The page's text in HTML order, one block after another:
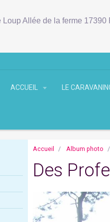
Loup Allée de la ferme
ACCUEIL LE
Accueil Album photo
Des